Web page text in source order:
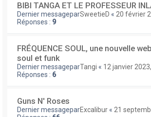
BIBI TANGA ET LE PROFESSEUR
Dernier messageparSweetieD « 20 février
Réponses : 9
FRÉQUENCE SOUL, une nouvelle
soul et funk
Dernier messageparTangi « 12 janvier
Réponses : 6
Guns N' Roses
Dernier messageparExcalibur « 21